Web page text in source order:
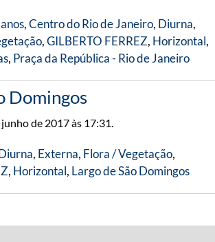
,Centro do Rio de Janeiro, Diurna,
,GILBERTO FERREZ, Horizontal,
, Praça da República - Rio de Janeiro
Domingos
de 2017 às 17:31.
, Externa, Flora / Vegetação,
, Horizontal, Largo de São Domingos